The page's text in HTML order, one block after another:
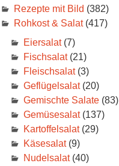
Rezepte mit Bild (382)
Rohkost & Salat(417)
Eiersalat(7)
Fischsalat(21)
Fleischsalat(3)
Geflügelsalat(20)
Gemischte Salate(83)
Gemüsesalat(137)
Kartoffelsalat(29)
Käsesalat(9)
Nudelsalat(40)